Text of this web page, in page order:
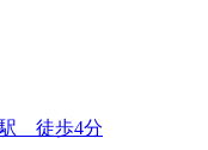
駅 徒歩4分